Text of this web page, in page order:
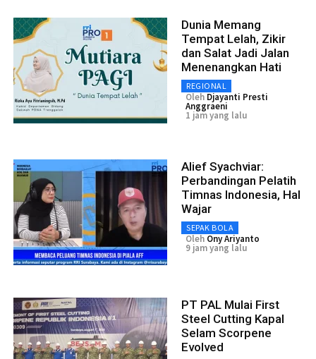
Dunia Memang
Tempat Lelah, Zikir
dan Salat Jadi Jalan
Menenangkan Hati
REGIONAL
Oleh Djayanti Presti
Anggraeni
1 jam yang lalu
Alief Syachviar:
Perbandingan Pelatih
Timnas Indonesia, Hal
Wajar
SEPAK BOLA
Oleh Ony Ariyanto
9 jam yang lalu
PT PAL Mulai First
Steel Cutting Kapal
Selam Scorpene
Evolved